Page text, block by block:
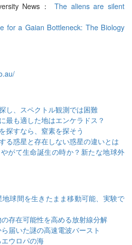
News：The aliens are silent
for a Gaian Bottleneck: The Biology
し、スペクトル観測では困難
最も適した地はエンケラドス？
探すなら、窒素を探そう
る惑星と存在しない惑星の違いとは
がて生命誕生の時か？新たな地球外
球間を生きたまま移動可能、実験で
存在可能性を高める放射線分解
届いた謎の高速電波バースト
ウロパの海